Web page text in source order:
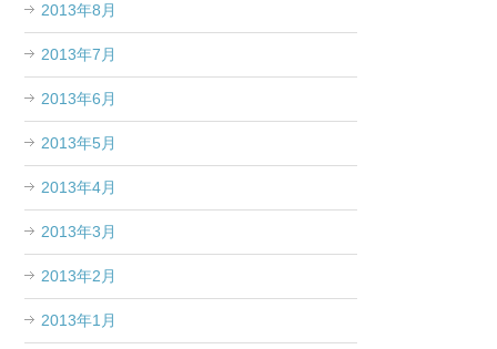
2013年8月
2013年7月
2013年6月
2013年5月
2013年4月
2013年3月
2013年2月
2013年1月